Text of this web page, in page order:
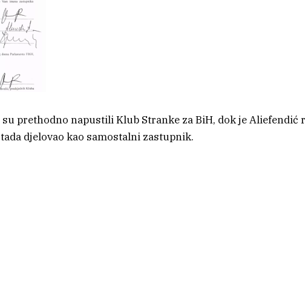
su prethodno napustili Klub Stranke za BiH, dok je Aliefendić
djelovao kao samostalni zastupnik.